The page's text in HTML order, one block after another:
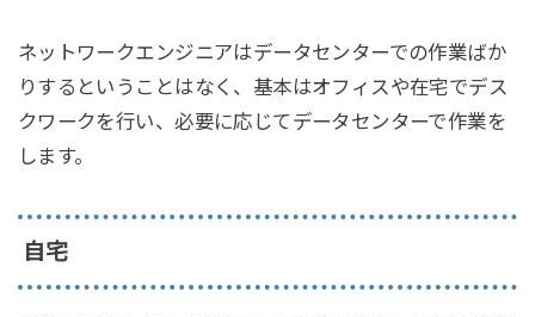
ネットワークエンジニアはデータセンターでの作業ばか
りするということはなく、基本はオフィスや在宅でデス
クワークを行い、必要に応じてデータセンターで作業を
します。
自宅